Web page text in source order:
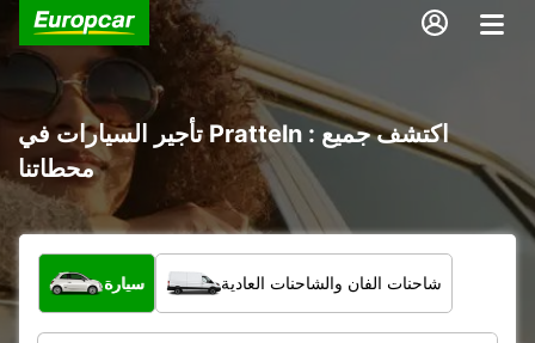
تأجير السيارات في Pratteln : اكتشف جميع
محطاتنا
ما نوع المركبة؟
سيارة شاحنات الفان والشاحنات العادية